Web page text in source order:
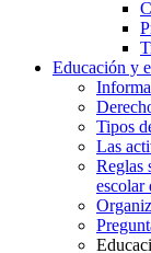
Educación y
Tipos
Las
Reglas
escolar